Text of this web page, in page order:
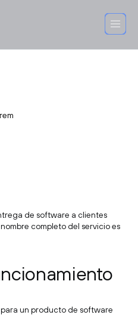
de software a clientes
completo del servicio es
un producto de software